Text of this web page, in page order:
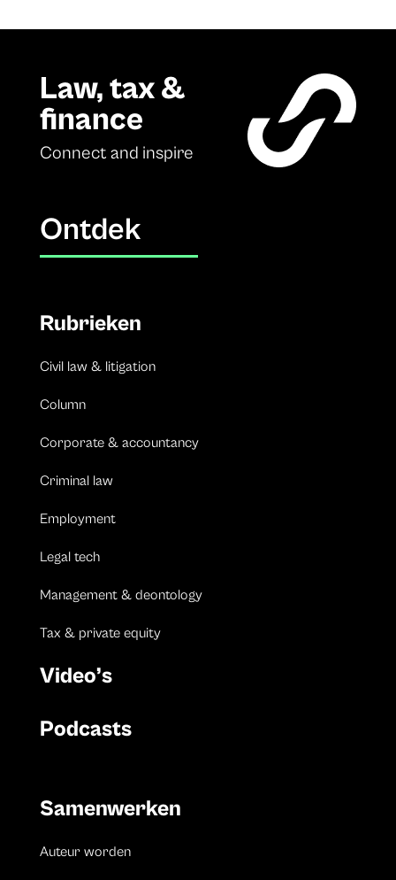
Law, tax &
finance
Connect and inspire
Ontdek
Rubrieken
Civil law & litigation
Column
Corporate & accountancy
Criminal law
Employment
Legal tech
Management & deontology
Tax & private equity
Video’s
Podcasts
Samenwerken
Auteur worden